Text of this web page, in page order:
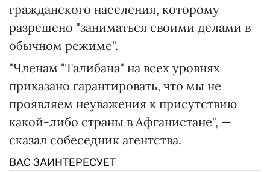
гражданского населения, которому
разрешено "заниматься своими делами в
обычном режиме".
"Членам "Талибана" на всех уровнях
приказано гарантировать, что мы не
проявляем неуважения к присутствию
какой-либо страны в Афганистане", —
сказал собеседник агентства.
ВАС ЗАИНТЕРЕСУЕТ